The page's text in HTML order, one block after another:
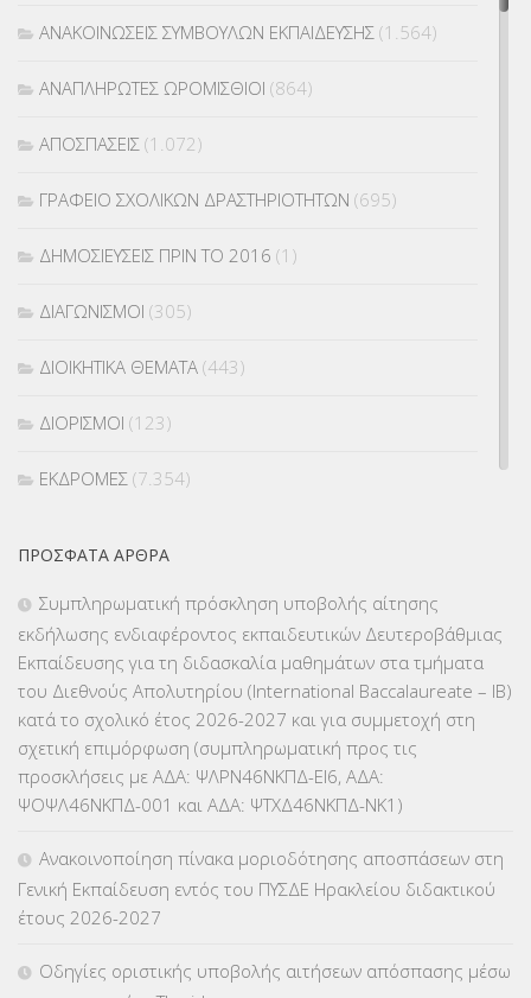
ΑΝΑΚΟΙΝΩΣΕΙΣ ΣΥΜΒΟΥΛΩΝ ΕΚΠΑΙΔΕΥΣΗΣ (1.564)
ΑΝΑΠΛΗΡΩΤΕΣ ΩΡΟΜΙΣΘΙΟΙ (864)
ΑΠΟΣΠΑΣΕΙΣ (1.072)
ΓΡΑΦΕΙΟ ΣΧΟΛΙΚΩΝ ΔΡΑΣΤΗΡΙΟΤΗΤΩΝ (695)
ΔΗΜΟΣΙΕΥΣΕΙΣ ΠΡΙΝ ΤΟ 2016 (1)
ΔΙΑΓΩΝΙΣΜΟΙ (305)
ΔΙΟΙΚΗΤΙΚΑ ΘΕΜΑΤΑ (443)
ΔΙΟΡΙΣΜΟΙ (123)
ΕΚΔΡΟΜΕΣ (7.354)
ΕΠΙΜΟΡΦΩΣΗ Τ.Π.Ε.(10)
ΕΥΡΩΠΑΪΚΑ ΠΡΟΓΡΑΜΜΑΤΑ(230)
ΚΕΣΥ (60)
ΚΕΣΥΠ(109)
ΚΠγ – ΚΡΑΤΙΚΟ ΠΙΣΤΟΠΟΙΗΤΙΚΟ ΓΛΩΣΣΟΜΑΘΕΙΑΣ(135)
ΚΠπ- ΚΡΑΤΙΚΟ ΠΙΣΤΟΠΟΙΗΤΙΚΟ ΠΛΗΡΟΦΟΡΙΚΗΣ
ΛΟΙΠΑ(309)
ΠΡΌΣΦΑΤΑ ΆΡΘΡΑ
Συμπληρωματική πρόσκληση υποβολής αίτησης
εκδήλωσης ενδιαφέροντος εκπαιδευτικών Δευτεροβάθμιας
Εκπαίδευσης για τη διδασκαλία μαθημάτων στα τμήματα
του Διεθνούς Απολυτηρίου (International Baccalaureate – IB)
κατά το σχολικό έτος 2026-2027 και για συμμετοχή στη
σχετική επιμόρφωση (συμπληρωματική προς τις
προσκλήσεις με ΑΔΑ: ΨΛΡΝ46ΝΚΠΔ-ΕΙ6, ΑΔΑ:
ΨΟΨΛ46ΝΚΠΔ-001 και ΑΔΑ: ΨΤΧΔ46ΝΚΠΔ-ΝΚ1)
Ανακοινοποίηση πίνακα μοριοδότησης αποσπάσεων στη
Γενική Εκπαίδευση εντός του ΠΥΣΔΕ Ηρακλείου διδακτικού
έτους 2026-2027
Οδηγίες οριστικής υποβολής αιτήσεων απόσπασης μέσω